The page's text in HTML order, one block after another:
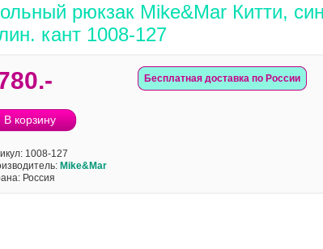
рюкзак Mike&Mar Китти,
кант 1008-127
1008-127
Mike&Mar
Россия
Бесплатная доставка по России